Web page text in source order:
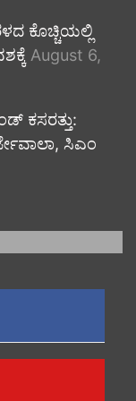
ಕೊಚ್ಚಿಯಲ್ಲಿ
August 6,
ಕಸರತ್ತು:
ಸಿಎಂ